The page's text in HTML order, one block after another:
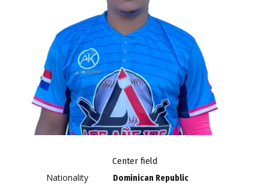
Center field
Nationality Dominican Republic